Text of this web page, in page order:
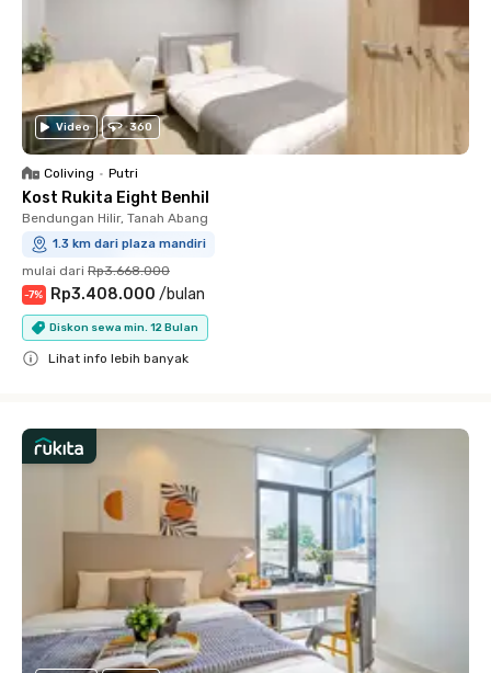
Video 360
Coliving • Putri
Kost Rukita Eight Benhil
Bendungan Hilir, Tanah Abang
1.3 km dari plaza mandiri
mulai dari Rp3.668.000
-7% Rp3.408.000 /bulan
Diskon sewa min. 12 Bulan
Lihat info lebih banyak